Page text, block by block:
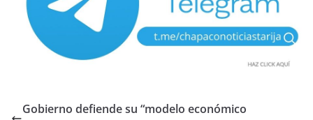
Gobierno defiende su “modelo económico